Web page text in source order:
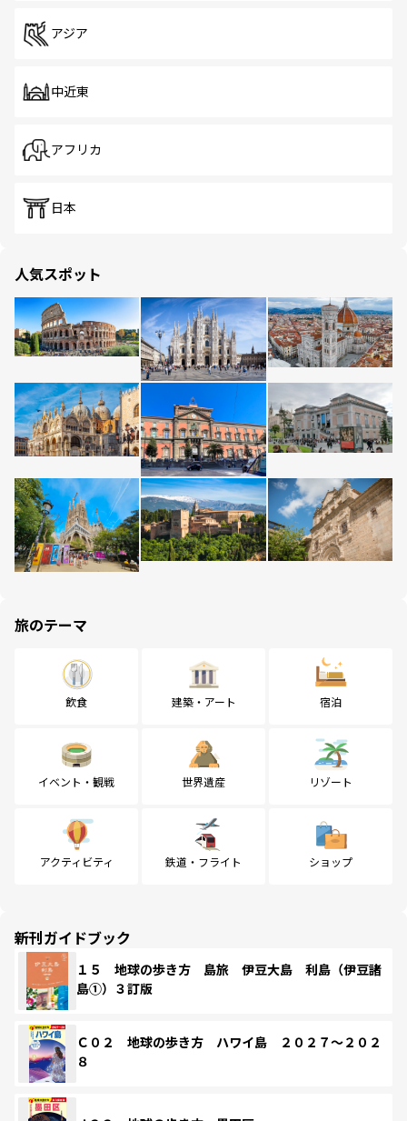
アジア
中近東
アフリカ
日本
人気スポット
旅のテーマ
飲食 建築・アート 宿泊
イベント・観戦 世界遺産 リゾート
アクティビティ 鉄道・フライト ショップ
新刊ガイドブック
１５ 地球の歩き方 島旅 伊豆大島 利島（伊豆諸
島①）３訂版
Ｃ０２ 地球の歩き方 ハワイ島 ２０２７～２０２
８